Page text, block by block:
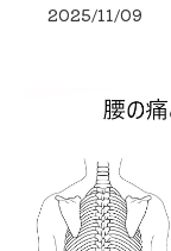
2025/11/09